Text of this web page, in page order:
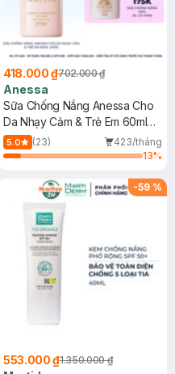
418.000 ₫702.000 ₫
Anessa
Sữa Chống Nắng Anessa Cho
Da Nhạy Cảm & Trẻ Em 60ml
(Mới)
5.0 (23)
423/tháng
13%
-59 %
553.000 ₫1.350.000 ₫